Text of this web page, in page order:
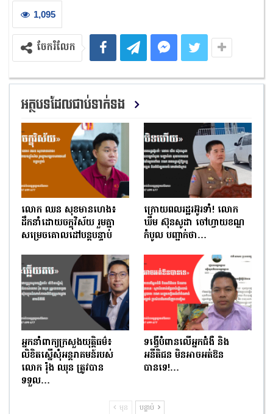
1,095
ចែករំលែក
អត្ថបទដែលជាប់ទាក់ទង
លោក ឈន សុខមានហេង៖
ដឹកនាំដោយចក្ខុវិស័យ រួមគ្នា
សម្រេចគោលដៅបន្តបន្ទាប់
ក្រោយពលរដ្ឋរអ៊ូរទាំ! លោក
ឃឹម ស៊ុនសូដា ចៅហ្វាយខណ្ឌ
កំបូល បញ្ជាក់ថា…
អ្នកនាំពាក្យក្រសួងយុត្តិធម៌៖
លិខិតស្នើសុំអន្តរាគមន៍របស់
លោក រ៉ុង ឈុន ត្រូវបាន
ទទួល…
ទង្វើបំពានលើអ្នកជំងឺ និង
អនីតិជន មិនអាចអត់ឱន
បានទេ!…
មុន បន្ទាប់